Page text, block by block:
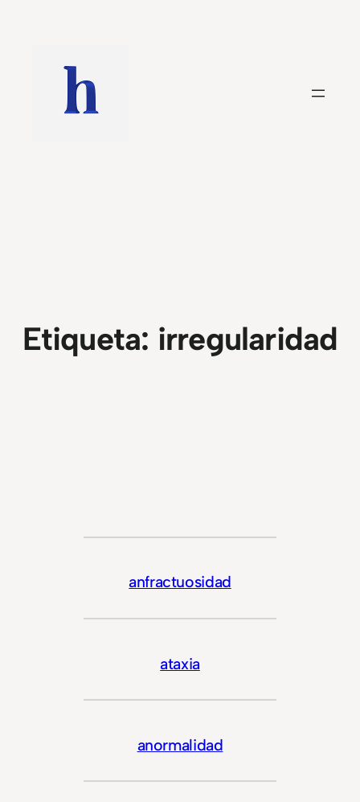
contenido
Etiqueta: irregularidad
anfractuosidad
ataxia
anormalidad